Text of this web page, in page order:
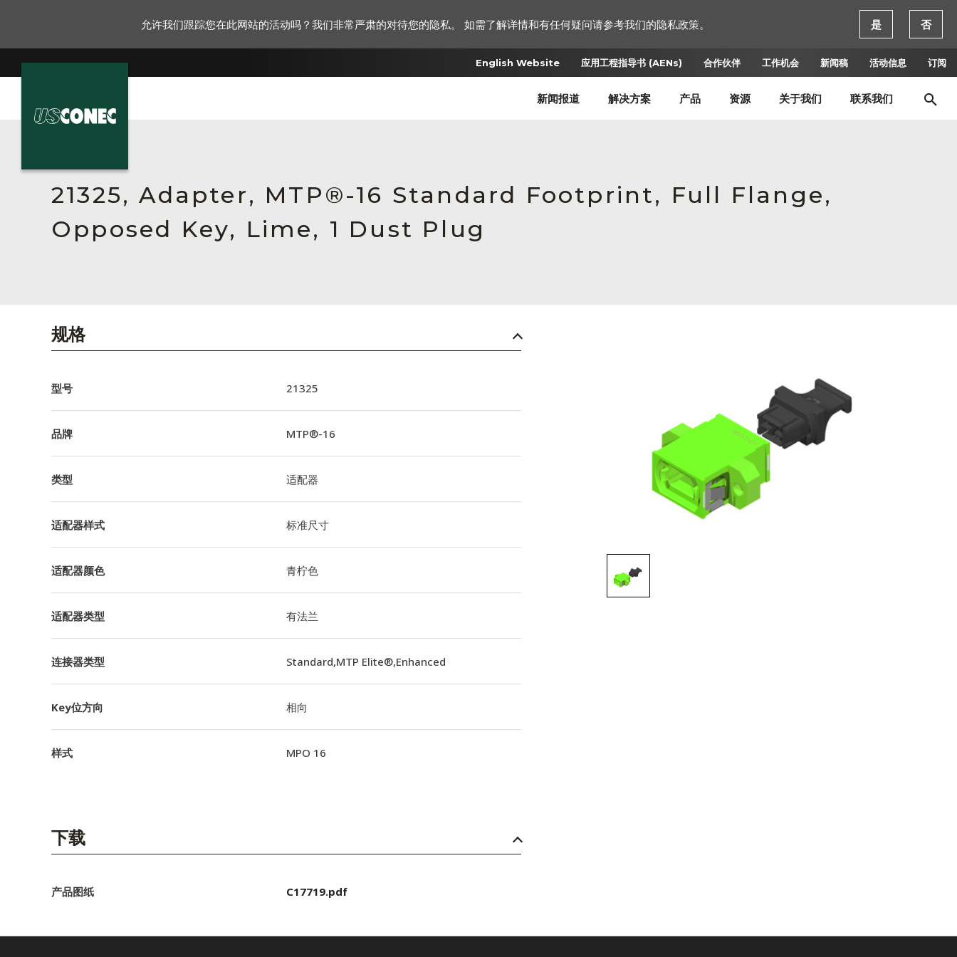
English Website 应用工程指导书 (AENs) 合作伙伴 工作机会 新闻稿 活动信息 订阅
新闻报道 解决方案 产品 资源 关于我们 联系我们
English Website
应用工程指导书 (AENs)
合作伙伴
活动信息
21325, Adapter, MTP®-16 Standard Footprint, Full Flange,
Opposed Key, Lime, 1 Dust Plug
规格
型号 21325
品牌 MTP®-16
类型 适配器
适配器样式 标准尺寸
适配器颜色 青柠色
适配器类型 有法兰
连接器类型 Standard,MTP Elite®,Enhanced
Key位方向 相向
样式 MPO 16
下载
产品图纸 C17719.pdf
允许我们跟踪您在此网站的活动吗？我们非常严肃的对待您的隐私。 如需了解详情和有任何疑问请参考我们的隐私政策。 是 否